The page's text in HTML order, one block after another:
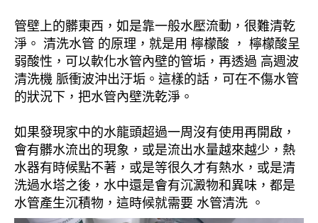
管壁上的髒東西，如是靠一般水壓流動，很難清乾
淨。 清洗水管 的原理，就是用 檸檬酸 ， 檸檬酸呈
弱酸性，可以軟化水管內壁的管垢，再透過 高週波
清洗機 脈衝波沖出汙垢。這樣的話，可在不傷水管
的狀況下，把水管內壁洗乾淨。
如果發現家中的水龍頭超過一周沒有使用再開啟，
會有髒水流出的現象，或是流出水量越來越少，熱
水器有時候點不著，或是等很久才有熱水，或是清
洗過水塔之後，水中還是會有沉澱物和異味，都是
水管產生沉積物，這時候就需要 水管清洗 。